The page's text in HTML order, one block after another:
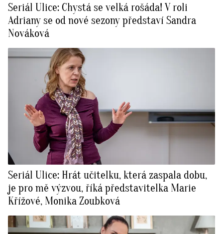
Seriál Ulice: Chystá se velká rošáda! V roli
Adriany se od nové sezony představí Sandra
Nováková
Seriál Ulice: Hrát učitelku, která zaspala dobu,
je pro mě výzvou, říká představitelka Marie
Křížové, Monika Zoubková